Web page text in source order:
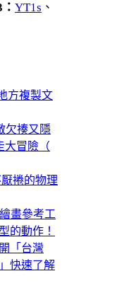
YT1s 、
方複製文
欠揍又隱
大冒險（
厭捲的物理
畫參考工
的動作！
「台灣
快速了解